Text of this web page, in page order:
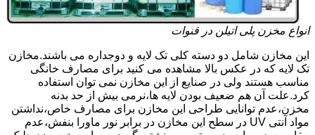
انواع مخزن پلی اتیلن در قنوات
این مخازن شامل دو دسته کلی تک لایه و دوجداره می باشند.مخازن
تک لایه که در عکس بالا مشاهده می کنید برای مصارف خانگی
مناسب هستند ولی در صنایع از این مخازن نمی توان استفاده
کرد.علت آن هم ضعیف بودن لایه ها،نرمی بیش از حد بدنه
مخزن،عدم توانایی طراحی این مخازن برای مصارف خاص،نداشتن
مواد آنتی UV در سطح این مخازن در برابر نور ماورا بنفش،عدم